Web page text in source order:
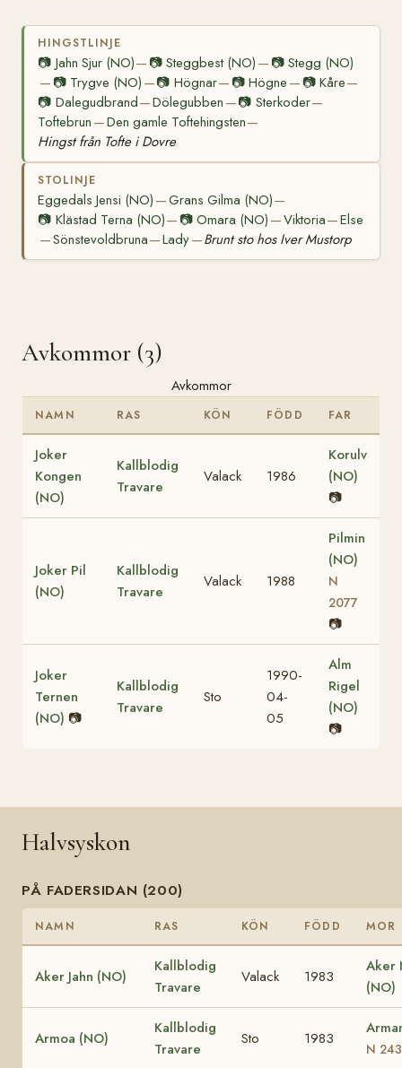
HINGSTLINJE
📷 Jahn Sjur (NO)— 📷Steggbest (NO) — 📷 Stegg (NO)
— 📷 Trygve (NO) —📷 Högnar— 📷Högne — 📷 Kåre—
📷 Dalegudbrand—Dölegubben —📷 Sterkoder—
Toftebrun —Den gamle Toftehingsten—
Hingst från Tofte i Dovre
STOLINJE
Eggedals Jensi (NO) —Grans Gilma (NO)—
📷 Klästad Terna (NO)— 📷Omara (NO) —Viktoria—Else
—Sönstevoldbruna—Lady—Brunt sto hos Iver Mustorp
Avkommor (3)
Avkommor
NAMN RAS KÖN FÖDD FAR
Joker
Kongen
(NO)
Kallblodig
Travare
Valack 1986
Korulv
(NO)
📷
Joker Pil
(NO)
Kallblodig
Travare
Valack 1988
Pilmin
(NO)
N
2077
📷
Joker
Ternen
(NO) 📷
Kallblodig
Travare
Sto
1990-
04-
05
Alm
Rigel
(NO)
📷
Halvsyskon
PÅ FADERSIDAN (200)
NAMN RAS KÖN FÖDD MOR
Aker Jahn (NO)
Kallblodig
Travare
Valack 1983
Aker
(NO)
Armoa (NO)
Kallblodig
Travare
Sto 1983
N